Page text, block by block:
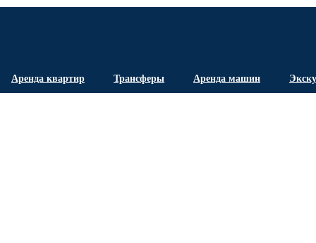
Аренда квартир Трансферы Аренда машин